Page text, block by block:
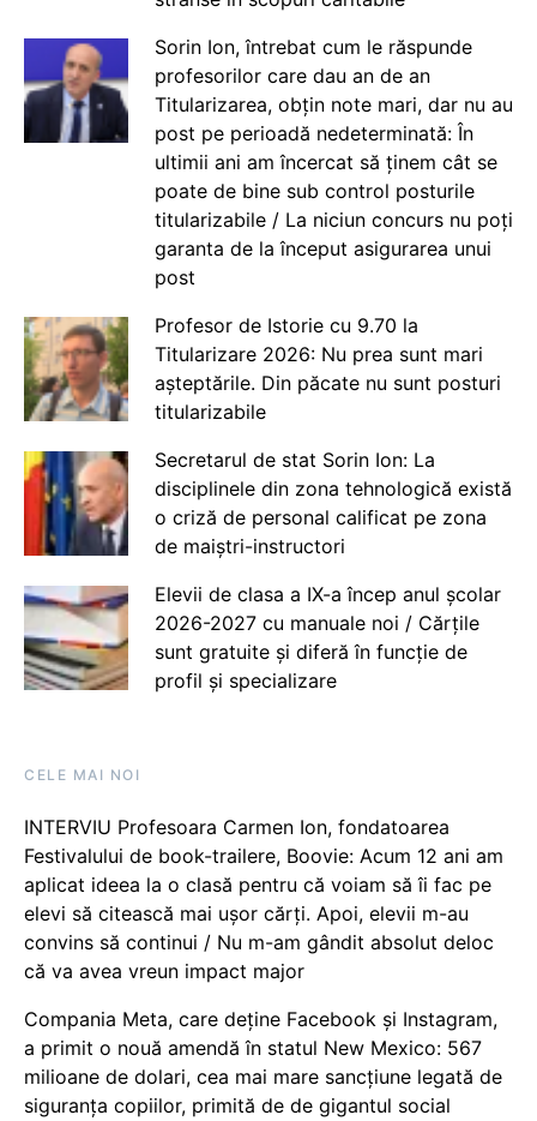
Sorin Ion, întrebat cum le răspunde
profesorilor care dau an de an
Titularizarea, obțin note mari, dar nu au
post pe perioadă nedeterminată: În
ultimii ani am încercat să ținem cât se
poate de bine sub control posturile
titularizabile / La niciun concurs nu poți
garanta de la început asigurarea unui
post
Profesor de Istorie cu 9.70 la
Titularizare 2026: Nu prea sunt mari
așteptările. Din păcate nu sunt posturi
titularizabile
Secretarul de stat Sorin Ion: La
disciplinele din zona tehnologică există
o criză de personal calificat pe zona
de maiștri-instructori
Elevii de clasa a IX-a încep anul școlar
2026-2027 cu manuale noi / Cărțile
sunt gratuite și diferă în funcție de
profil și specializare
CELE MAI NOI
INTERVIU Profesoara Carmen Ion, fondatoarea
Festivalului de book-trailere, Boovie: Acum 12 ani am
aplicat ideea la o clasă pentru că voiam să îi fac pe
elevi să citească mai ușor cărți. Apoi, elevii m-au
convins să continui / Nu m-am gândit absolut deloc
că va avea vreun impact major
Compania Meta, care deține Facebook și Instagram,
a primit o nouă amendă în statul New Mexico: 567
milioane de dolari, cea mai mare sancțiune legată de
siguranța copiilor, primită de de gigantul social